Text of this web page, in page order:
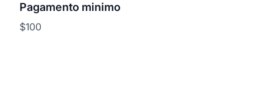
Pagamento minimo
$100